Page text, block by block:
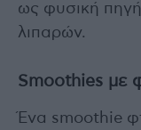
ως φυσική πηγή
λιπαρών.
Smoothies με
Ένα smoothie